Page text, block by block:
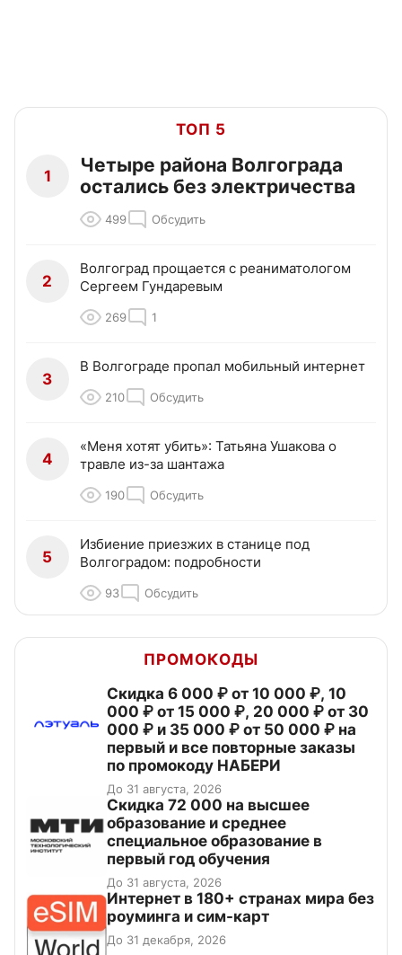
ТОП 5
1
Четыре района Волгограда
остались без электричества
499 Обсудить
2
Волгоград прощается с реаниматологом
Сергеем Гундаревым
269 1
3
В Волгограде пропал мобильный интернет
210 Обсудить
4
«Меня хотят убить»: Татьяна Ушакова о
травле из-за шантажа
190 Обсудить
5
Избиение приезжих в станице под
Волгоградом: подробности
93 Обсудить
ПРОМОКОДЫ
Скидка 6 000 ₽ от 10 000 ₽, 10
000 ₽ от 15 000 ₽, 20 000 ₽ от 30
000 ₽ и 35 000 ₽ от 50 000 ₽ на
первый и все повторные заказы
по промокоду НАБЕРИ
До 31 августа, 2026
Скидка 72 000 на высшее
образование и среднее
специальное образование в
первый год обучения
До 31 августа, 2026
Интернет в 180+ странах мира без
роуминга и сим-карт
До 31 декабря, 2026